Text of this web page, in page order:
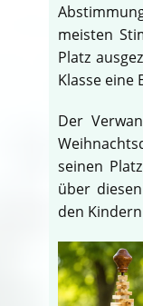
meisten
Platz
Klasse eine
Der
seinen
über
den